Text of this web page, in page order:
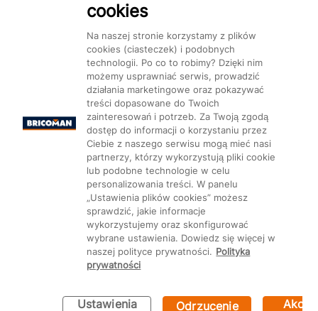
Mapa Strony: Kategorie Produkty Marki CMS
Ustawienia plików cookie
cookies
Na naszej stronie korzystamy z plików
cookies (ciasteczek) i podobnych
technologii. Po co to robimy? Dzięki nim
możemy usprawniać serwis, prowadzić
działania marketingowe oraz pokazywać
treści dopasowane do Twoich
zainteresowań i potrzeb. Za Twoją zgodą
dostęp do informacji o korzystaniu przez
Ciebie z naszego serwisu mogą mieć nasi
partnerzy, którzy wykorzystują pliki cookie
lub podobne technologie w celu
personalizowania treści. W panelu
„Ustawienia plików cookies” możesz
sprawdzić, jakie informacje
wykorzystujemy oraz skonfigurować
wybrane ustawienia. Dowiedz się więcej w
naszej polityce prywatności. Polityka
prywatności
Ustawienia Odrzucenie